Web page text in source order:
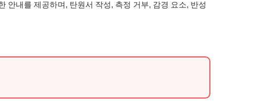
안내를 제공하며, 탄원서 작성, 측정 거부, 감경 요소, 반성